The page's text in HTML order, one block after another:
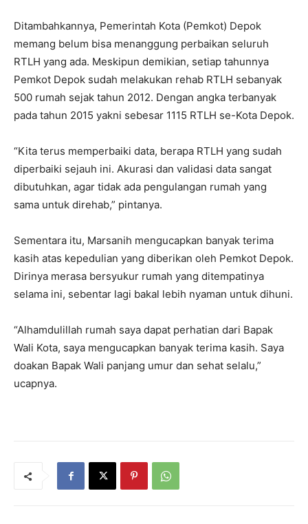
Ditambahkannya, Pemerintah Kota (Pemkot) Depok
memang belum bisa menanggung perbaikan seluruh
RTLH yang ada. Meskipun demikian, setiap tahunnya
Pemkot Depok sudah melakukan rehab RTLH sebanyak
500 rumah sejak tahun 2012. Dengan angka terbanyak
pada tahun 2015 yakni sebesar 1115 RTLH se-Kota Depok.
“Kita terus memperbaiki data, berapa RTLH yang sudah
diperbaiki sejauh ini. Akurasi dan validasi data sangat
dibutuhkan, agar tidak ada pengulangan rumah yang
sama untuk direhab,” pintanya.
Sementara itu, Marsanih mengucapkan banyak terima
kasih atas kepedulian yang diberikan oleh Pemkot Depok.
Dirinya merasa bersyukur rumah yang ditempatinya
selama ini, sebentar lagi bakal lebih nyaman untuk dihuni.
“Alhamdulillah rumah saya dapat perhatian dari Bapak
Wali Kota, saya mengucapkan banyak terima kasih. Saya
doakan Bapak Wali panjang umur dan sehat selalu,”
ucapnya.